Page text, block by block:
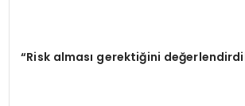
“Risk alması gerektiğini